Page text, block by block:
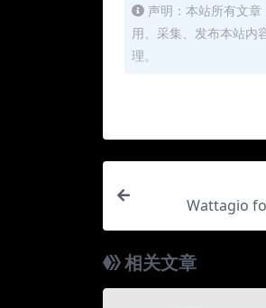
声明：本站所有文
用、采集、发布本站内
理。
Wattagio
相关文章